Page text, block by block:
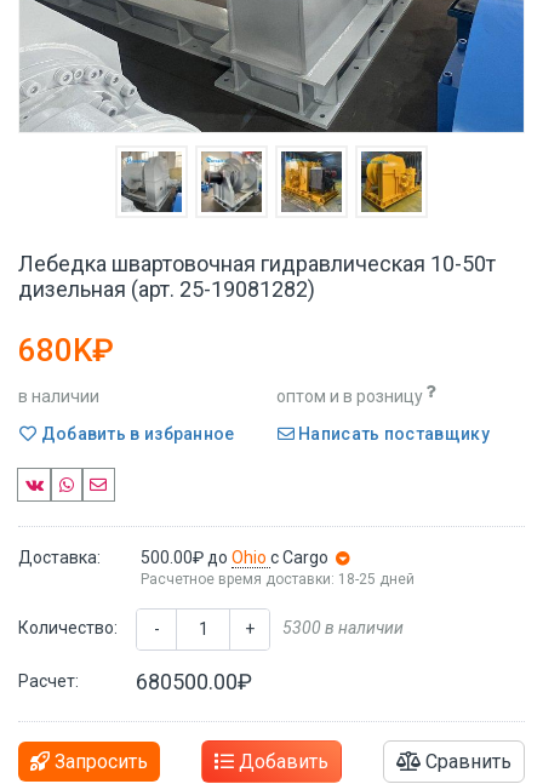
Лебедка швартовочная гидравлическая 10-50т
дизельная (арт. 25-19081282)
680K₽
в наличии
оптом и в розницу
Добавить в избранное
Написать поставщику
Доставка: 500.00₽ до Ohio с Cargo
Расчетное время доставки: 18-25 дней
Количество: - + 5300 в наличии
Расчет: 680500.00₽
Запросить Добавить Сравнить